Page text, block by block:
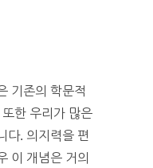
기존의 학문적
한 우리가 많은
다. 의지력을 편
이 개념은 거의